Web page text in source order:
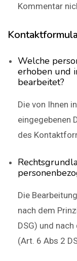
Kommentar
Welche
erhoben und
bearbeitet?
Die von Ihnen
eingegebenen
des
Die
nach dem
DSG) und
(Art. 6 Abs 2